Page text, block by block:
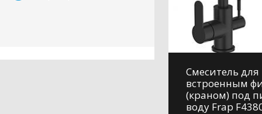
Смеситель для
встроенным
(краном) под
воду Frap